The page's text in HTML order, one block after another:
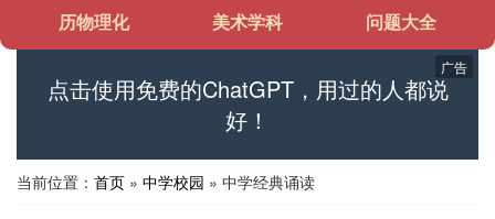
历物理化 美术学科 问题大全
点击使用免费的ChatGPT，用过的人都说
好！
广告
当前位置： 首页 » 中学校园 » 中学经典诵读